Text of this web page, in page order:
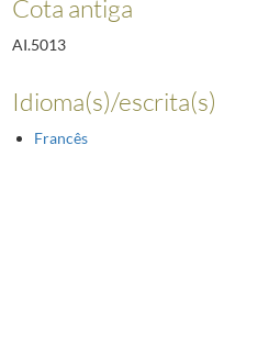
Cota antiga
AI.5013
Idioma(s)/escrita(s)
Francês